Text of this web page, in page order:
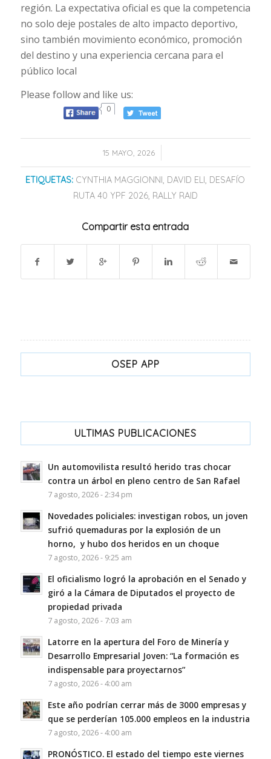
región. La expectativa oficial es que la competencia
no solo deje postales de alto impacto deportivo,
sino también movimiento económico, promoción
del destino y una experiencia cercana para el
público local
Please follow and like us:
0
15 MAYO, 2026
/
ETIQUETAS: CYNTHIA MAGGIONNI, DAVID ELI, DESAFÍO
RUTA 40 YPF 2026, RALLY RAID
Compartir esta entrada
OSEP APP
ULTIMAS PUBLICACIONES
Un automovilista resultó herido tras chocar
contra un árbol en pleno centro de San Rafael
7 agosto, 2026 - 2:34 pm
Novedades policiales: investigan robos, un joven
sufrió quemaduras por la explosión de un
horno, y hubo dos heridos en un choque
7 agosto, 2026 - 9:25 am
El oficialismo logró la aprobación en el Senado y
giró a la Cámara de Diputados el proyecto de
propiedad privada
7 agosto, 2026 - 7:03 am
Latorre en la apertura del Foro de Minería y
Desarrollo Empresarial Joven: “La formación es
indispensable para proyectarnos”
7 agosto, 2026 - 4:00 am
Este año podrían cerrar más de 3000 empresas y
que se perderían 105.000 empleos en la industria
7 agosto, 2026 - 4:00 am
PRONÓSTICO. El estado del tiempo este viernes